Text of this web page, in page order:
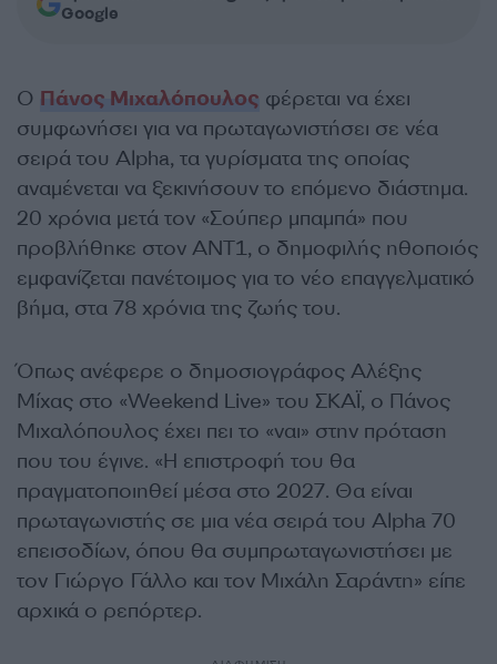
Google
Ο Πάνος Μιχαλόπουλος φέρεται να έχει
συμφωνήσει για να πρωταγωνιστήσει σε νέα
σειρά του Alpha, τα γυρίσματα της οποίας
αναμένεται να ξεκινήσουν το επόμενο διάστημα.
20 χρόνια μετά τον «Σούπερ μπαμπά» που
προβλήθηκε στον ΑΝΤ1, ο δημοφιλής ηθοποιός
εμφανίζεται πανέτοιμος για το νέο επαγγελματικό
βήμα, στα 78 χρόνια της ζωής του.
Όπως ανέφερε ο δημοσιογράφος Αλέξης
Μίχας στο «Weekend Live» του ΣΚΑΪ, ο Πάνος
Μιχαλόπουλος έχει πει το «ναι» στην πρόταση
που του έγινε. «Η επιστροφή του θα
πραγματοποιηθεί μέσα στο 2027. Θα είναι
πρωταγωνιστής σε μια νέα σειρά του Alpha 70
επεισοδίων, όπου θα συμπρωταγωνιστήσει με
τον Γιώργο Γάλλο και τον Μιχάλη Σαράντη» είπε
αρχικά ο ρεπόρτερ.